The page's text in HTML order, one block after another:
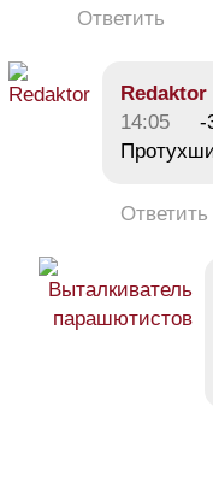
Ответить
Redaktor
14:05
-
Ответить